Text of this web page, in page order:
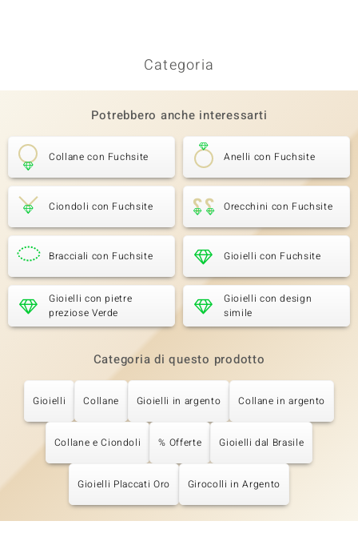
Categoria
Potrebbero anche interessarti
Collane con Fuchsite Anelli con Fuchsite
Ciondoli con Fuchsite Orecchini con Fuchsite
Bracciali con Fuchsite Gioielli con Fuchsite
Gioielli con pietre
preziose Verde
Gioielli con design
simile
Categoria di questo prodotto
Gioielli Collane Gioielli in argento Collane in argento
Collane e Ciondoli % Offerte Gioielli dal Brasile
Gioielli Placcati Oro Girocolli in Argento